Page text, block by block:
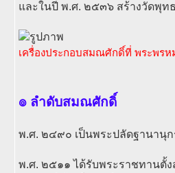
และในปี พ.ศ. ๒๕๓๖ สร้างวัดพุท
เครื่องประกอบสมณศักดิ์ที่ พระพรห
๏ ลำดับสมณศักดิ์
พ.ศ. ๒๔๙๐ เป็นพระปลัดฐานานุ
พ.ศ. ๒๕๑๑ ได้รับพระราชทานตั้